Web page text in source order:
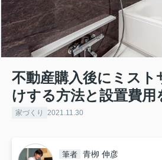
不動産購入後にミスト
けする方法と設置費用
家づくり 2021.11.30
筆者 青栁 伸彦